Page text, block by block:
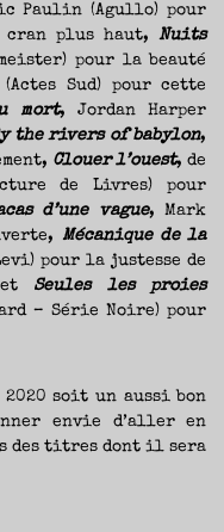
Paulin (Agullo) pour
cran plus haut,Nuits
pour la beauté
Sud) pour cette
mort, Jordan Harper
the rivers of babylon,
Clouer l’ouest, de
de Livres) pour
d’une vague, Mark
Mécanique de la
pour la justesse de
et Seules les proies
– Série Noire) pour
soit un aussi bon
envie d’aller en
des titres dont il sera